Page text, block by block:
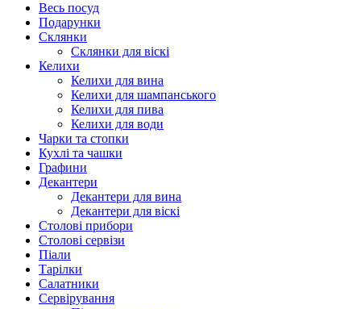
Весь посуд
Подарунки
Склянки
Склянки для віскі
Келихи
Келихи для вина
Келихи для шампанського
Келихи для пива
Келихи для води
Чарки та стопки
Кухлі та чашки
Графини
Декантери
Декантери для вина
Декантери для віскі
Столові прибори
Столові сервізи
Піали
Тарілки
Салатники
Сервірування